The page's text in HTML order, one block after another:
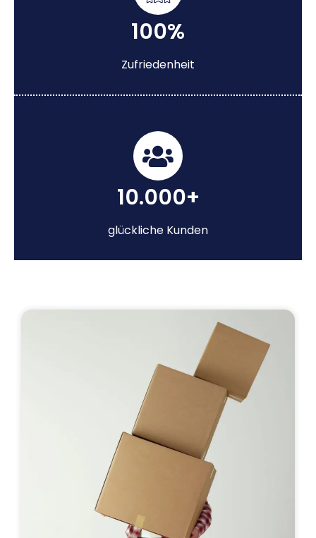
100%
Zufriedenheit
10.000+
glückliche Kunden